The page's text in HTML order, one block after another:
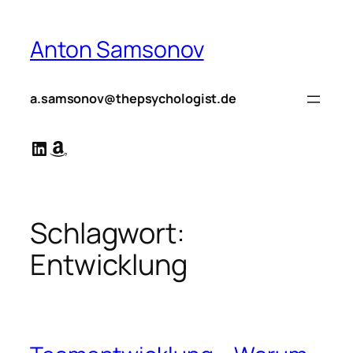
springen
Anton Samsonov
a.samsonov@thepsychologist.de
LinkedIn
Amazon
Schlagwort:
Entwicklung